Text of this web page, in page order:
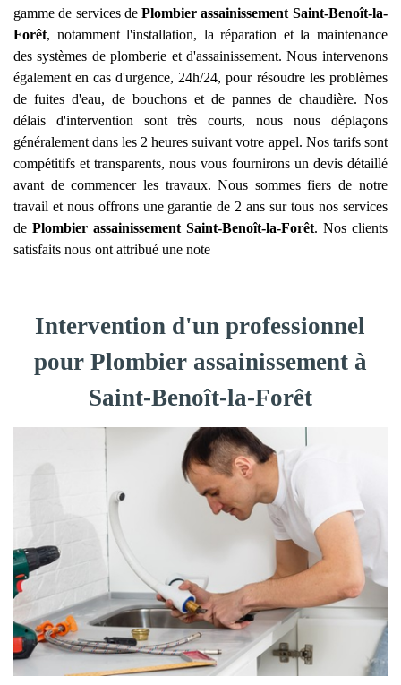
gamme de services dePlombier assainissement Saint-Benoît-la-
Forêt, notamment l'installation, la réparation et la maintenance
des systèmes de plomberie et d'assainissement. Nous intervenons
également en cas d'urgence, 24h/24, pour résoudre les problèmes
de fuites d'eau, de bouchons et de pannes de chaudière. Nos
délais d'intervention sont très courts, nous nous déplaçons
généralement dans les 2 heures suivant votre appel. Nos tarifs sont
compétitifs et transparents, nous vous fournirons un devis détaillé
avant de commencer les travaux. Nous sommes fiers de notre
travail et nous offrons une garantie de 2 ans sur tous nos services
de Plombier assainissement Saint-Benoît-la-Forêt. Nos clients
satisfaits nous ont attribué une note
Intervention d'un professionnel
pour Plombier assainissement à
Saint-Benoît-la-Forêt